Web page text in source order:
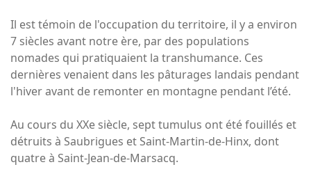
Il est témoin de l'occupation du territoire, il y a environ
7 siècles avant notre ère, par des populations
nomades qui pratiquaient la transhumance. Ces
dernières venaient dans les pâturages landais pendant
l'hiver avant de remonter en montagne pendant l’été.
Au cours du XXe siècle, sept tumulus ont été fouillés et
détruits à Saubrigues et Saint-Martin-de-Hinx, dont
quatre à Saint-Jean-de-Marsacq.